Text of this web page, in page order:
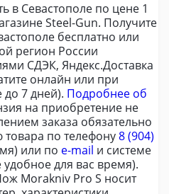
в Севастополе по цене 1
Steel-Gun. Получите
бесплатно или
регион России
СДЭК, Яндекс.Доставка
онлайн или при
до 7 дней). Подробнее об
на приобретение не
заказа обязательно
по телефону8 (904)
или по e-mail и системе
для вас время).
Morakniv Pro S носит